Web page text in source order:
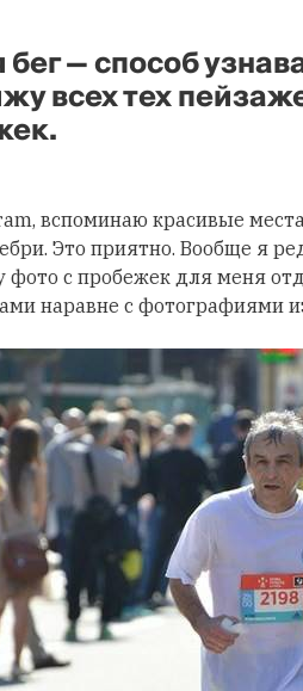
— способ
всех тех
вспоминаю красивые
Это приятно. Вообще я
фото с пробежек для меня
наравне с фотографиями